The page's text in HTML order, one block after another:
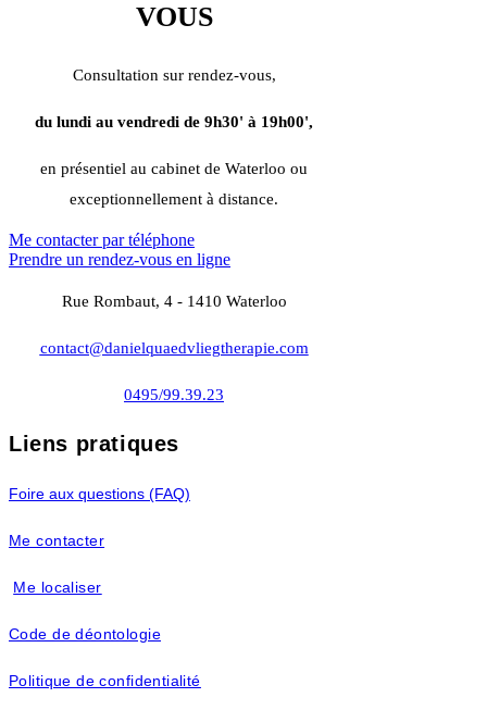
VOUS
Consultation sur rendez-vous,
du lundi au vendredi de 9h30' à 19h00',
en présentiel au cabinet de Waterloo ou
exceptionnellement à distance.
Me contacter par téléphone
Prendre un rendez-vous en ligne
Rue Rombaut, 4 - 1410 Waterloo
contact@danielquaedvliegtherapie.com
0495/99.39.23
Liens pratiques
Foire aux questions (FAQ)
Me contacter
Me localiser
Code de déontologie
Politique de confidentialité